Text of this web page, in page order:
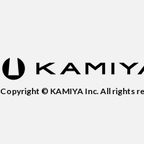
Copyright © KAMIYA Inc. All rights